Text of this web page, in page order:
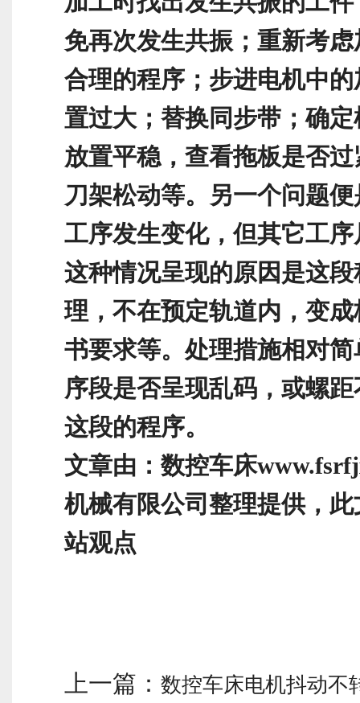
免再次发生共振；重新考
合理的程序；步进电机中
置过大；替换同步带；确
放置平稳，查看拖板是否
刀架松动等。
另一个问题
工序发生变化，但其它工
这种情况呈现的原因是这
理，不在预定轨道内，变
书要求等。处理措施相对
序段是否呈现乱码，或螺
这段的程序。
文章由：数控车床
机械有限公司整理提供，
站观点
上一篇： 数控车床电机抖动不